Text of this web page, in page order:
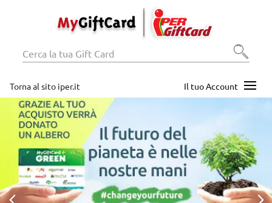
Torna al sito iper.it Il tuo Account